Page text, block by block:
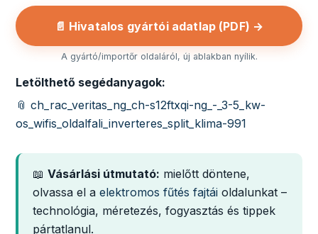
📄 Hivatalos gyártói adatlap (PDF) →
A gyártó/importőr oldaláról, új ablakban nyílik.
Letölthető segédanyagok:
📎 ch_rac_veritas_ng_ch-s12ftxqi-ng_-_3-5_kw-
os_wifis_oldalfali_inverteres_split_klima-991
📖 Vásárlási útmutató: mielőtt döntene,
olvassa el a elektromos fűtés fajtái oldalunkat –
technológia, méretezés, fogyasztás és tippek
pártatlanul.